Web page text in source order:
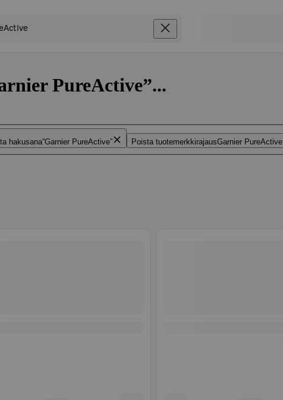
PureActive”...
hakusana Garnier PureActive Poista tuotemerkkirajausGarnier PureActive